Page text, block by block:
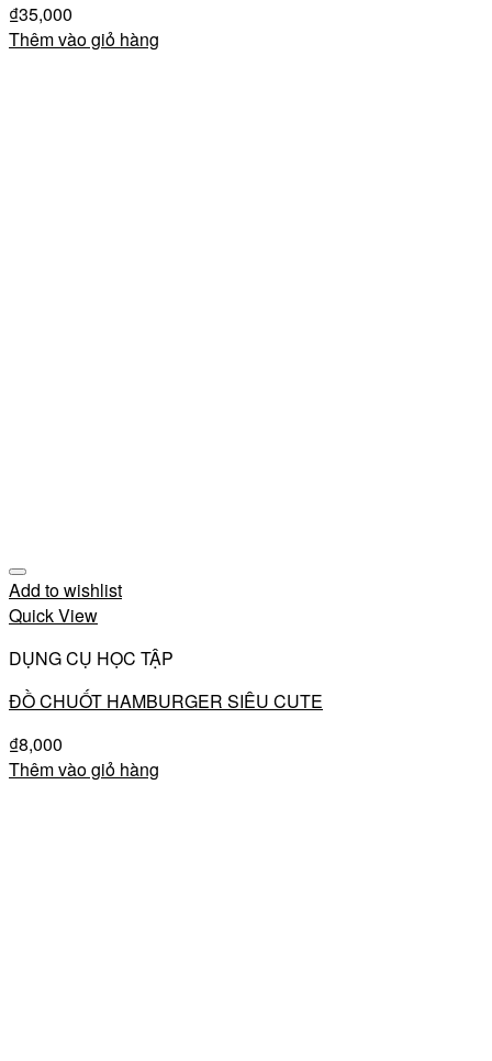
₫35,000
Thêm vào giỏ hàng
Add to wishlist
Quick View
DỤNG CỤ HỌC TẬP
ĐỒ CHUỐT HAMBURGER SIÊU CUTE
₫8,000
Thêm vào giỏ hàng